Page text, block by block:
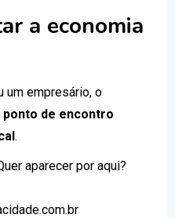
a economia
um empresário, o
ponto de encontro
.
aparecer por aqui?